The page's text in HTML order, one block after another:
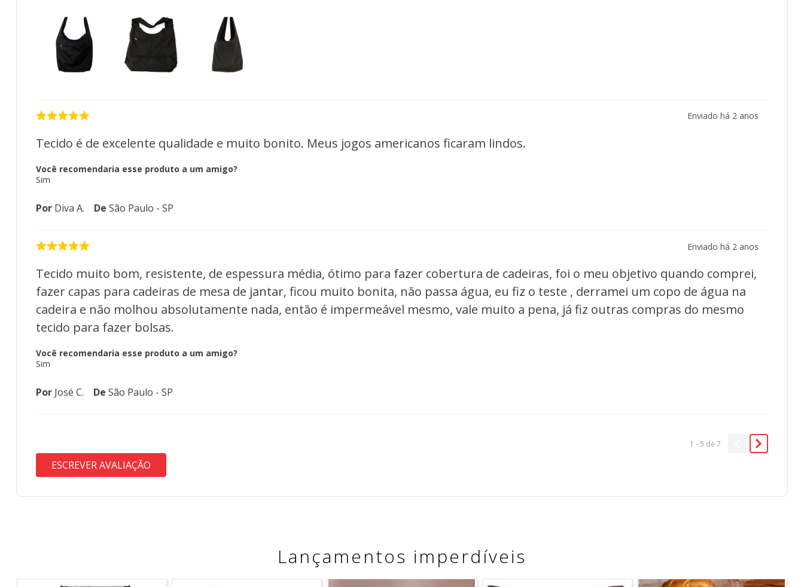
Enviado há 2 anos
Tecido é de excelente qualidade e muito bonito. Meus jogos americanos ficaram lindos.
Você recomendaria esse produto a um amigo?
Sim
Por Diva A. De São Paulo - SP
Enviado há 2 anos
Tecido muito bom, resistente, de espessura média, ótimo para fazer cobertura de cadeiras, foi o meu objetivo quando comprei,
fazer capas para cadeiras de mesa de jantar, ficou muito bonita, não passa água, eu fiz o teste , derramei um copo de água na
cadeira e não molhou absolutamente nada, então é impermeável mesmo, vale muito a pena, já fiz outras compras do mesmo
tecido para fazer bolsas.
Você recomendaria esse produto a um amigo?
Sim
Por José C. De São Paulo - SP
1 - 5 de 7
ESCREVER AVALIAÇÃO
Lançamentos imperdíveis